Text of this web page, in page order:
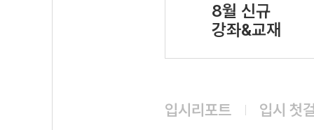
8월 신규
강좌&교재
입시리포트 입시 첫